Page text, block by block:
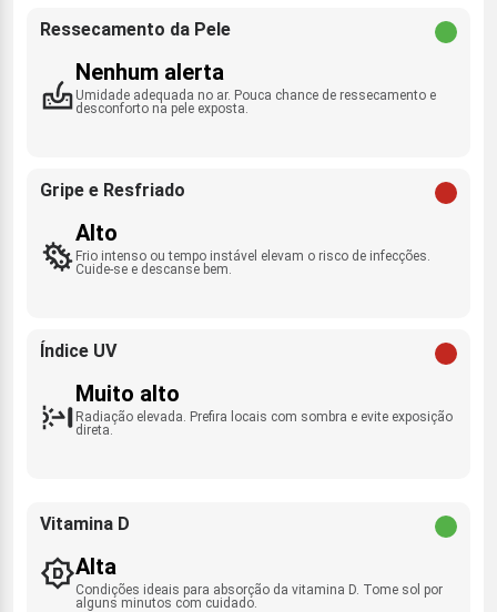
Ressecamento da Pele
Nenhum alerta
Umidade adequada no ar. Pouca chance de ressecamento e
desconforto na pele exposta.
Gripe e Resfriado
Alto
Frio intenso ou tempo instável elevam o risco de infecções.
Cuide-se e descanse bem.
Índice UV
Muito alto
Radiação elevada. Prefira locais com sombra e evite exposição
direta.
Vitamina D
Alta
Condições ideais para absorção da vitamina D. Tome sol por
alguns minutos com cuidado.